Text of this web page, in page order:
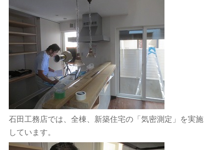
石田工務店では、全棟、新築住宅の「気密測定」を実施
しています。